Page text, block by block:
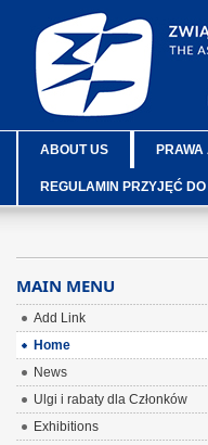
ABOUT US
REGULAMIN PRZYJĘĆ DO
MAIN MENU
Add Link
Home
News
Ulgi i rabaty dla Członków
Exhibitions